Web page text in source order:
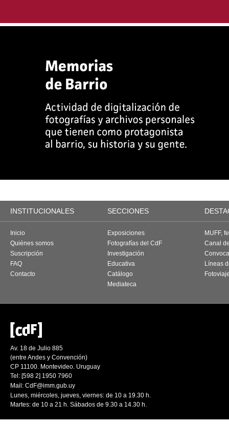
INSTITUCIONALES SECCIONES
Inicio
Quiénes somos
Suscripción
FAQ
Contacto
Exposiciones
Fotografías del CdF
Investigación
Educativa
Catálogo
Mediateca
MUFF,
Canal
Líneas
Av. 18 de Julio 885
(entre Andes y Convención)
CP 11100. Montevideo. Uruguay
Tel: [598 2] 1950 7960
Mail: CdF@imm.gub.uy
Lunes, miércoles, jueves, viernes: de 10 a 19.30 h.
Martes: de 10 a 21 h. Sábados de 9.30 a 14.30 h.